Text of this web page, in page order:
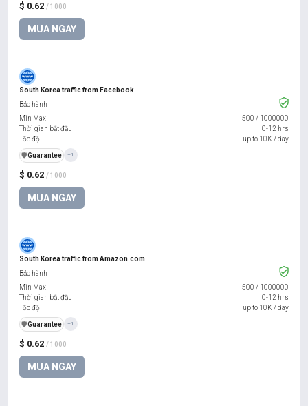
$ 0.62 / 1000
MUA NGAY
South Korea traffic from Facebook
$ 0.62 / 1000
MUA NGAY
Bảo hành
Min Max
500 / 1000000
Thời gian bắt đầu
0-12 hrs
Tốc độ
up to 10K / day
️🛡️Guarantee +1
South Korea traffic from Amazon.com
$ 0.62 / 1000
MUA NGAY
Bảo hành
Min Max
500 / 1000000
Thời gian bắt đầu
0-12 hrs
Tốc độ
up to 10K / day
️🛡️Guarantee +1